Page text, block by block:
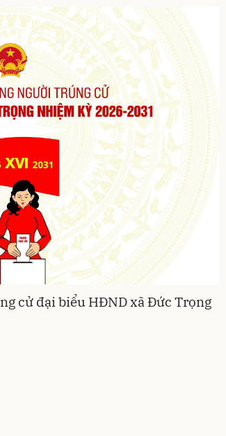
cử đại biểu HĐND xã Đức Trọng